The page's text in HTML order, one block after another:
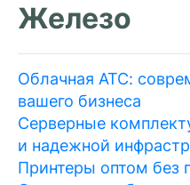
Железо
Облачная АТС:
вашего бизнеса
Серверные
и надежной
Принтеры оптом без